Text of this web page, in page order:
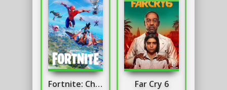
Fortnite: Chapter 3 / Онлайн Far Cry 6